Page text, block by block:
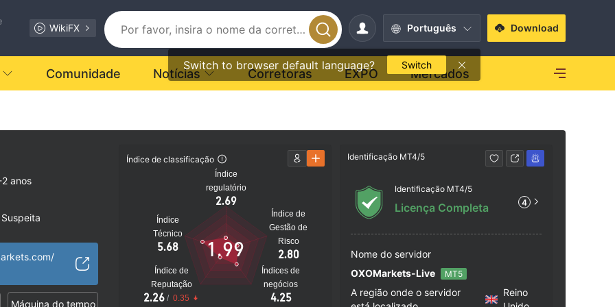
WikiFX Português
Switch to browser default language? Switch
Download
Comunidade Notícias Corretoras EXPO Mercados
2 anos
Máquina do tempo
Índice de classificação
Índice
regulatório
2.69
Índice
Técnico
5.68
Índice de
Reputação
2.26 / 0.35
Índices de
negócios
4.25
Índice de
Gestão de
Risco
2.80
1.99
Identificação MT4/5
Identificação MT4/5
Licença Completa 4
Nome do servidor
OXOMarkets-Live
MT5
A região onde o servidor
Reino